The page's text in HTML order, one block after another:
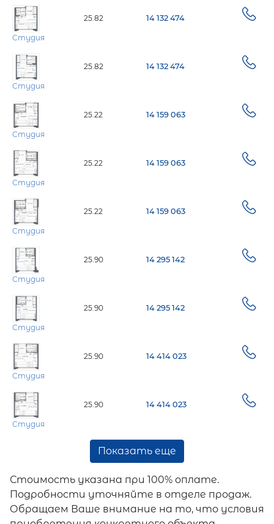
Студия
25.82 14 132 474
Студия
25.82 14 132 474
Студия
25.22 14 159 063
Студия
25.22 14 159 063
Студия
25.22 14 159 063
Студия
25.90 14 295 142
Студия
25.90 14 295 142
Студия
25.90 14 414 023
Студия
25.90 14 414 023
Показать еще
Стоимость указана при 100% оплате.
Подробности уточняйте в отделе продаж.
Обращаем Ваше внимание на то, что условия